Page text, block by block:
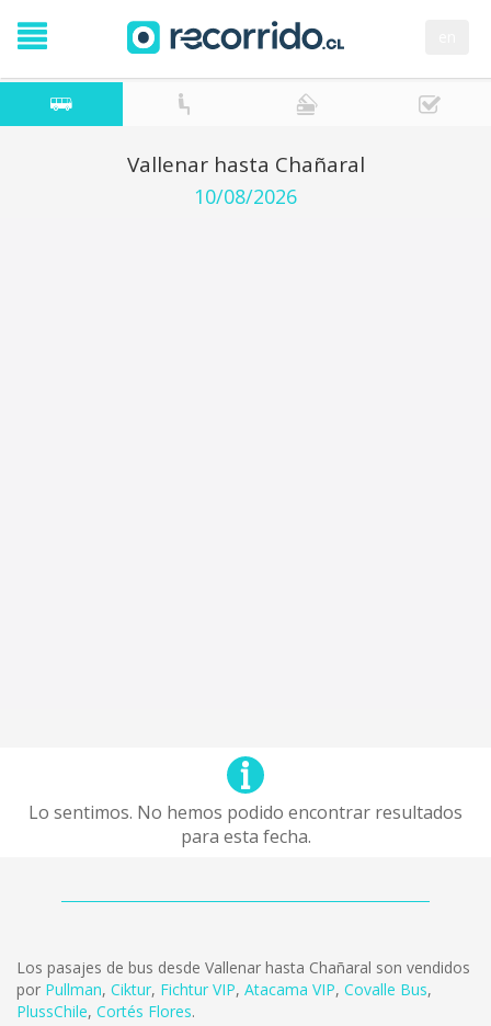
Vallenar hasta Chañaral
10/08/2026
Lo sentimos. No hemos podido encontrar resultados
para esta fecha.
Los pasajes de bus desde Vallenar hasta Chañaral son vendidos
por Pullman, Ciktur, Fichtur VIP, Atacama VIP, Covalle Bus,
PlussChile, Cortés Flores.